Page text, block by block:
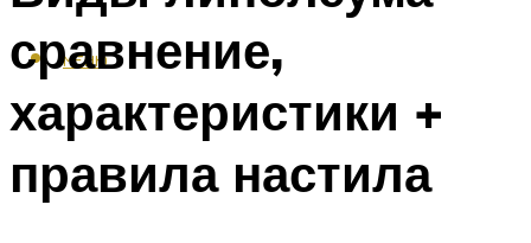
МЕНЮ
сравнение,
характеристики +
правила настила